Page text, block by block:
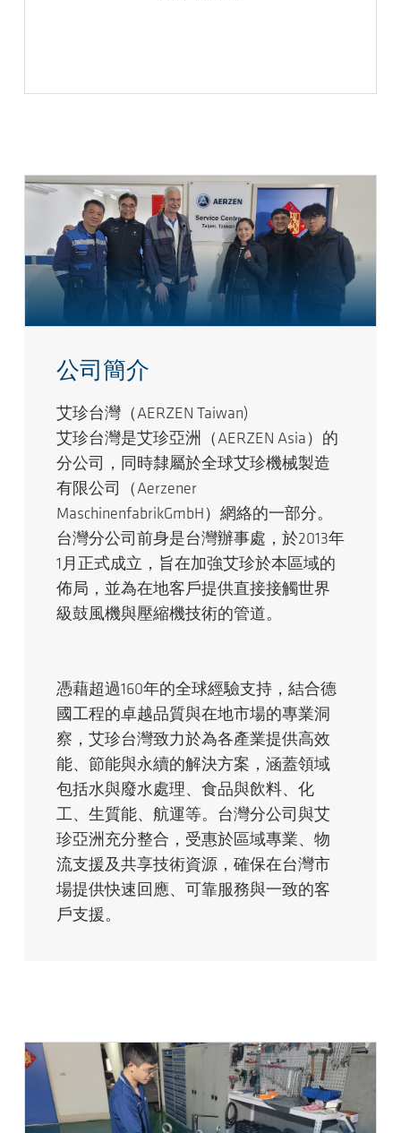
公司簡介
艾珍台灣（AERZEN Taiwan)
艾珍台灣是艾珍亞洲（AERZEN Asia）的
分公司，同時隸屬於全球艾珍機械製造
有限公司（Aerzener
MaschinenfabrikGmbH）網絡的一部分。
台灣分公司前身是台灣辦事處，於2013年
1月正式成立，旨在加強艾珍於本區域的
佈局，並為在地客戶提供直接接觸世界
級鼓風機與壓縮機技術的管道。
憑藉超過160年的全球經驗支持，結合德
國工程的卓越品質與在地市場的專業洞
察，艾珍台灣致力於為各產業提供高效
能、節能與永續的解決方案，涵蓋領域
包括水與廢水處理、食品與飲料、化
工、生質能、航運等。台灣分公司與艾
珍亞洲充分整合，受惠於區域專業、物
流支援及共享技術資源，確保在台灣市
場提供快速回應、可靠服務與一致的客
戶支援。